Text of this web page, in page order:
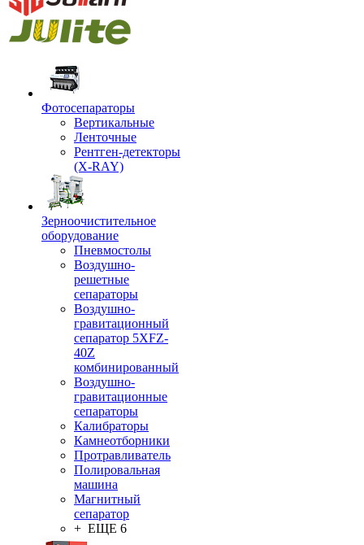
Фотосепараторы
Вертикальные
Ленточные
Рентген-детекторы
(X-RAY)
Зерноочистительное
оборудование
Пневмостолы
Воздушно-
решетные
сепараторы
Воздушно-
гравитационный
сепаратор 5XFZ-
40Z
комбинированный
Воздушно-
гравитационные
сепараторы
Калибраторы
Камнеотборники
Протравливатель
Полировальная
машина
Магнитный
сепаратор
+ ЕЩЕ 6